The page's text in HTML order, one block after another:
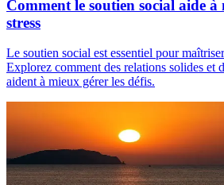
Comment le soutien social aide
stress
Le soutien social est essentiel pour
Explorez comment des relations solides et
aident à mieux gérer les défis.